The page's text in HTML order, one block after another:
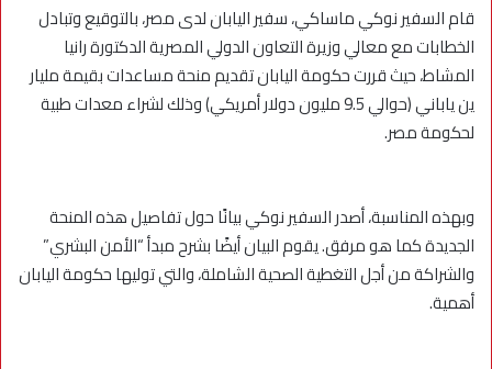
قام السفير نوكي ماساكي، سفير اليابان لدى مصر، بالتوقيع وتبادل
الخطابات مع معالي وزيرة التعاون الدولي المصرية الدكتورة رانيا
المشاط، حيث قررت حكومة اليابان تقديم منحة مساعدات بقيمة مليار
ين ياباني (حوالي 9.5 مليون دولار أمريكي) وذلك لشراء معدات طبية
لحكومة مصر.
وبهذه المناسبة، أصدر السفير نوكي بيانًا حول تفاصيل هذه المنحة
الجديدة كما هو مرفق. يقوم البيان أيضًا بشرح مبدأ “الأمن البشري”
والشراكة من أجل التغطية الصحية الشاملة، والتي توليها حكومة اليابان
أهمية.